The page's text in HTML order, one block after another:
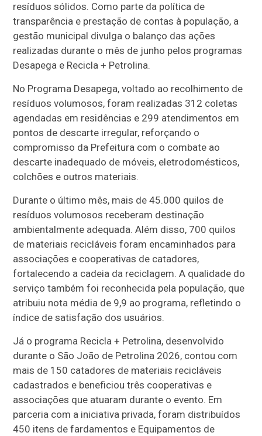
resíduos sólidos. Como parte da política de
transparência e prestação de contas à população, a
gestão municipal divulga o balanço das ações
realizadas durante o mês de junho pelos programas
Desapega e Recicla + Petrolina.
No Programa Desapega, voltado ao recolhimento de
resíduos volumosos, foram realizadas 312 coletas
agendadas em residências e 299 atendimentos em
pontos de descarte irregular, reforçando o
compromisso da Prefeitura com o combate ao
descarte inadequado de móveis, eletrodomésticos,
colchões e outros materiais.
Durante o último mês, mais de 45.000 quilos de
resíduos volumosos receberam destinação
ambientalmente adequada. Além disso, 700 quilos
de materiais recicláveis foram encaminhados para
associações e cooperativas de catadores,
fortalecendo a cadeia da reciclagem. A qualidade do
serviço também foi reconhecida pela população, que
atribuiu nota média de 9,9 ao programa, refletindo o
índice de satisfação dos usuários.
Já o programa Recicla + Petrolina, desenvolvido
durante o São João de Petrolina 2026, contou com
mais de 150 catadores de materiais recicláveis
cadastrados e beneficiou três cooperativas e
associações que atuaram durante o evento. Em
parceria com a iniciativa privada, foram distribuídos
450 itens de fardamentos e Equipamentos de